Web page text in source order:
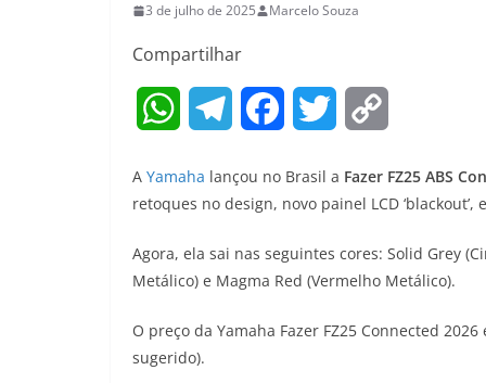
3 de julho de 2025 Marcelo Souza
Compartilhar
W
a
s
A
p
l
g
r
c
b
o
i
t
e
p
L
i
A Yamaha lançou no Brasil a Fazer FZ25 ABS
retoques no design, novo painel LCD
Agora, ela sai nas seguintes cores: Solid Grey
Metálico) e Magma Red (Vermelho Metálico).
O preço da Yamaha Fazer FZ25 Connected
sugerido).